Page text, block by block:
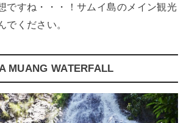
ですね・・・！サムイ島のメイン観光
でください。
MUANG WATERFALL